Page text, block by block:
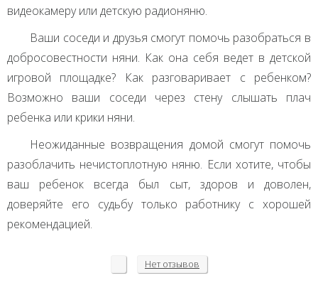
видеокамеру или детскую радионяню.
Ваши соседи и друзья смогут помочь разобраться в
добросовестности няни. Как она себя ведет в детской
игровой площадке? Как разговаривает с ребенком?
Возможно ваши соседи через стену слышать плач
ребенка или крики няни.
Неожиданные возвращения домой смогут помочь
разоблачить нечистоплотную няню. Если хотите, чтобы
ваш ребенок всегда был сыт, здоров и доволен,
доверяйте его судьбу только работнику с хорошей
рекомендацией.
Нет отзывов